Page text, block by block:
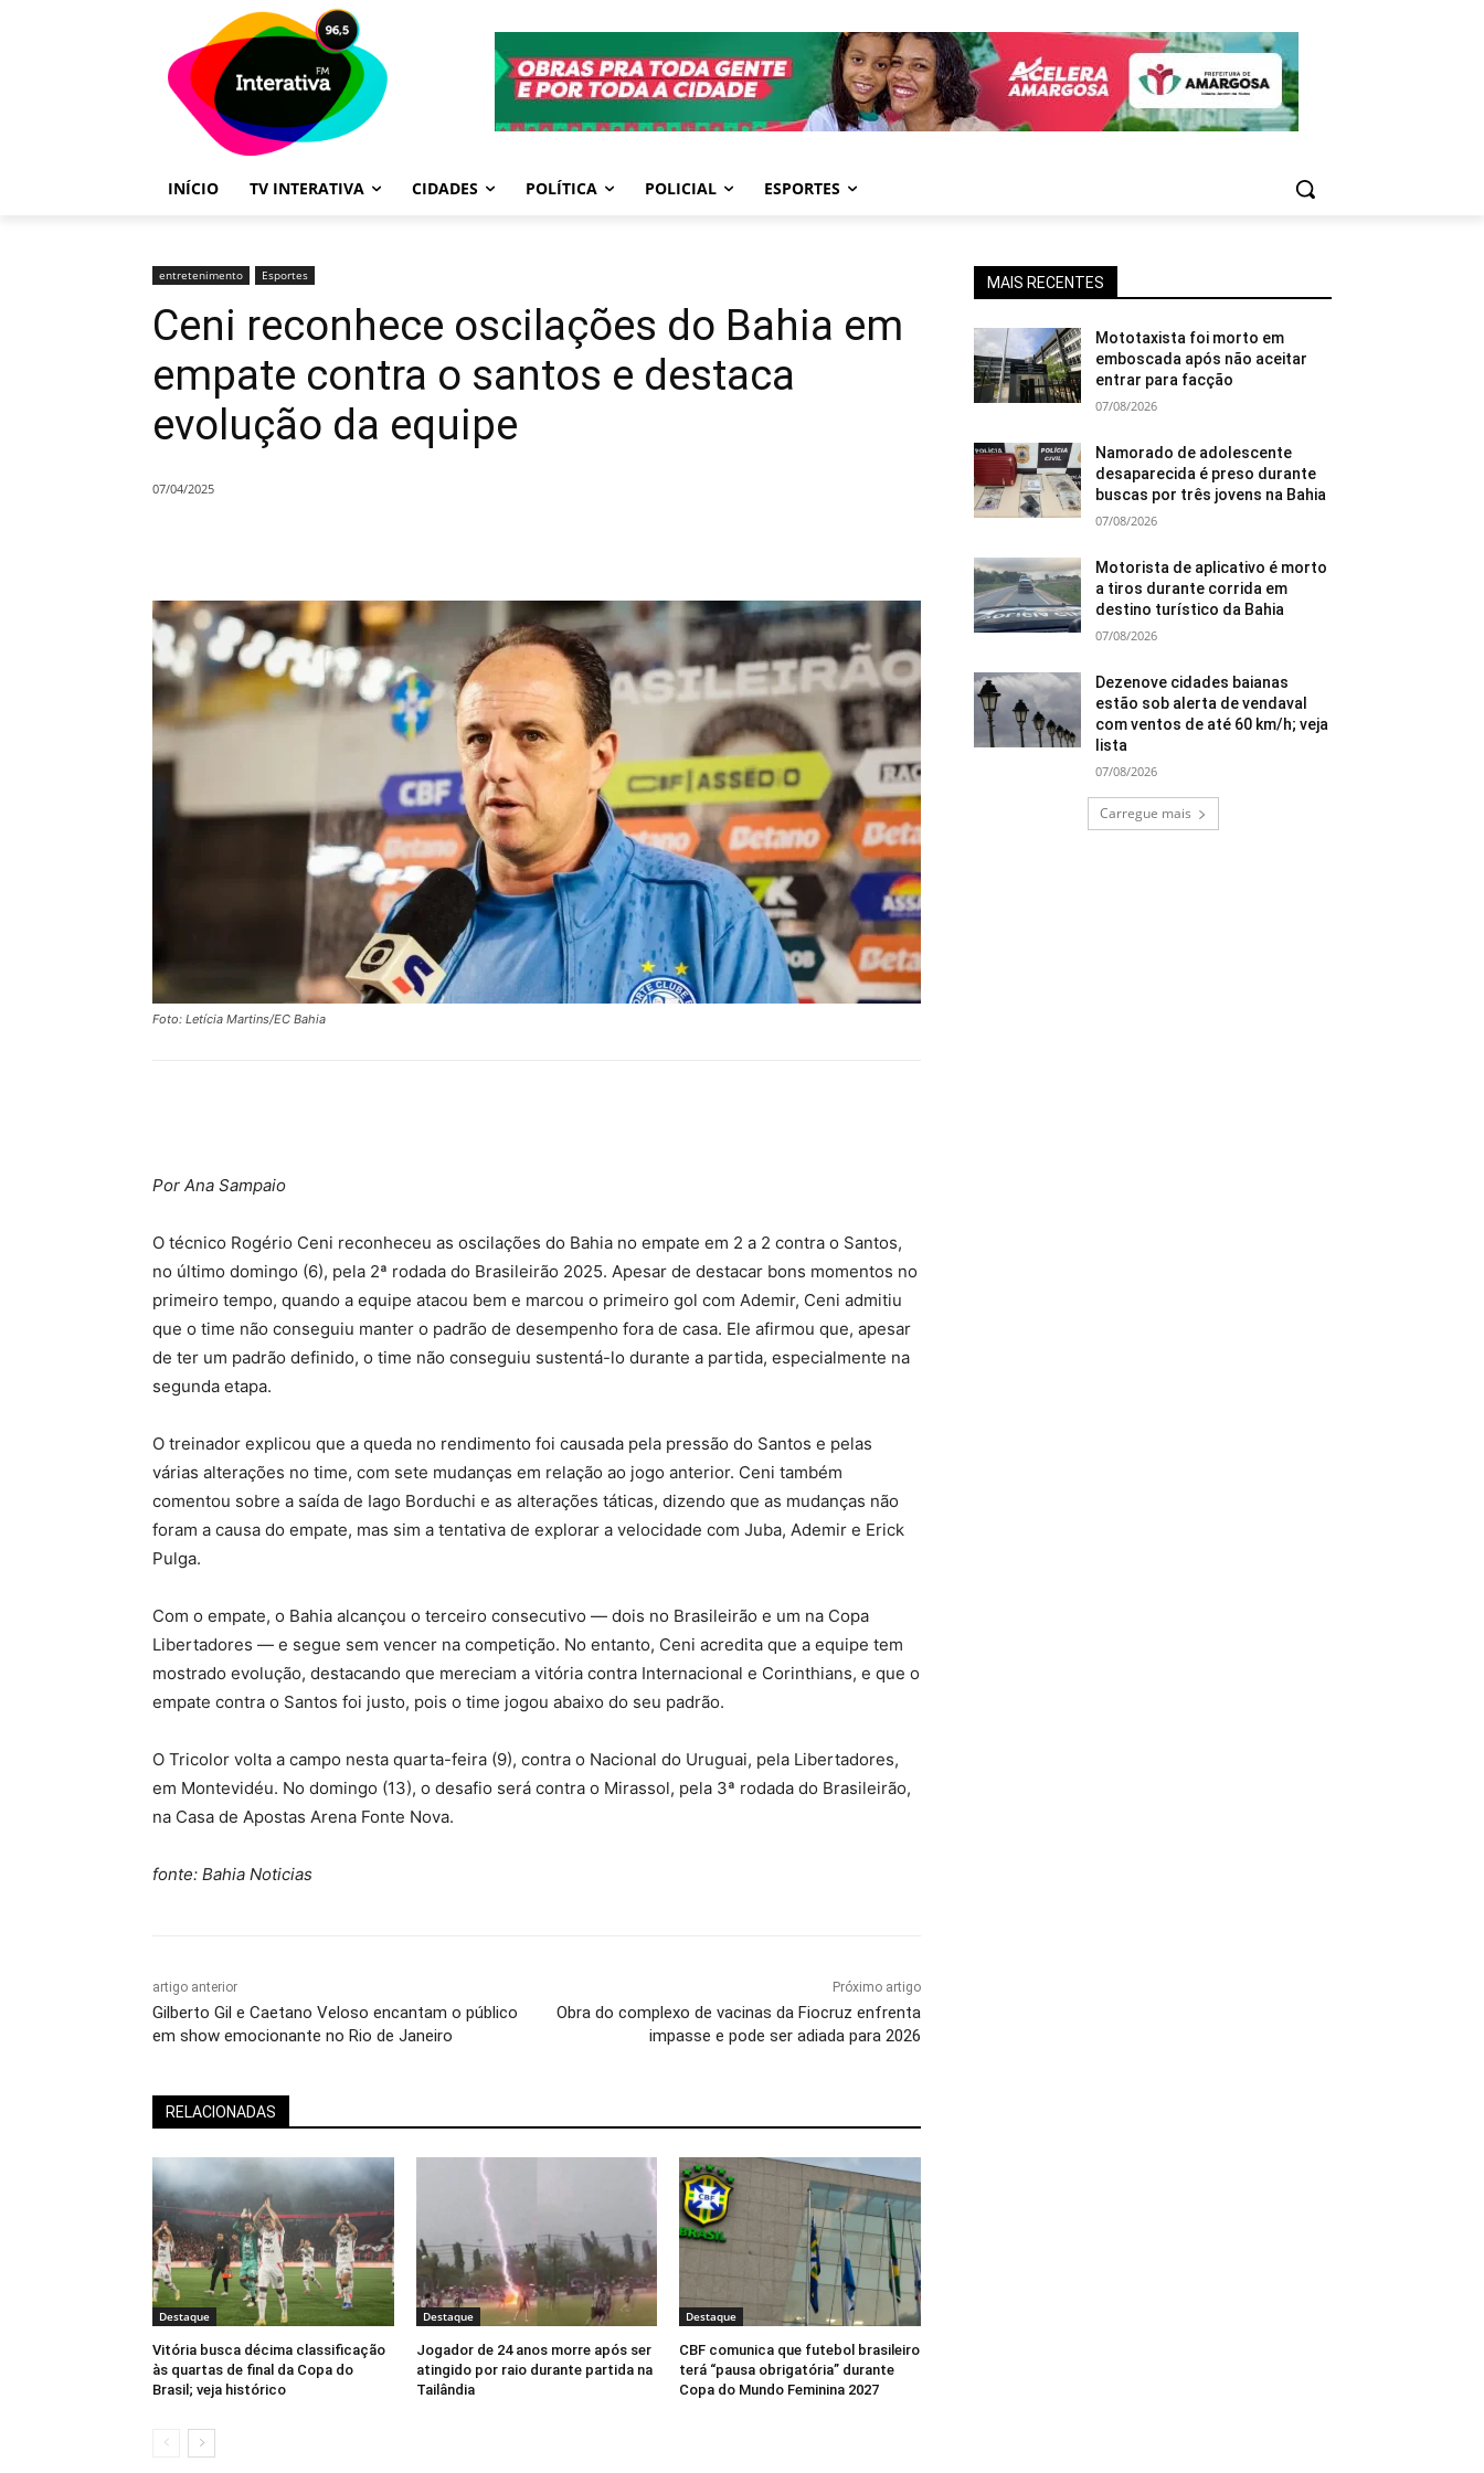
INÍCIO TV INTERATIVA CIDADES POLÍTICA POLICIAL ESPORTES
entretenimento Esportes
Ceni reconhece oscilações do Bahia em
empate contra o santos e destaca
evolução da equipe
07/04/2025
Foto: Letícia Martins/EC Bahia
Por Ana Sampaio
O técnico Rogério Ceni reconheceu as oscilações do Bahia no empate em 2 a 2 contra o Santos,
no último domingo (6), pela 2ª rodada do Brasileirão 2025. Apesar de destacar bons momentos no
primeiro tempo, quando a equipe atacou bem e marcou o primeiro gol com Ademir, Ceni admitiu
que o time não conseguiu manter o padrão de desempenho fora de casa. Ele afirmou que, apesar
de ter um padrão definido, o time não conseguiu sustentá-lo durante a partida, especialmente na
segunda etapa.
O treinador explicou que a queda no rendimento foi causada pela pressão do Santos e pelas
várias alterações no time, com sete mudanças em relação ao jogo anterior. Ceni também
comentou sobre a saída de Iago Borduchi e as alterações táticas, dizendo que as mudanças não
foram a causa do empate, mas sim a tentativa de explorar a velocidade com Juba, Ademir e Erick
Pulga.
Com o empate, o Bahia alcançou o terceiro consecutivo — dois no Brasileirão e um na Copa
Libertadores — e segue sem vencer na competição. No entanto, Ceni acredita que a equipe tem
mostrado evolução, destacando que mereciam a vitória contra Internacional e Corinthians, e que o
empate contra o Santos foi justo, pois o time jogou abaixo do seu padrão.
O Tricolor volta a campo nesta quarta-feira (9), contra o Nacional do Uruguai, pela Libertadores,
em Montevidéu. No domingo (13), o desafio será contra o Mirassol, pela 3ª rodada do Brasileirão,
na Casa de Apostas Arena Fonte Nova.
fonte: Bahia Noticias
artigo anterior
Gilberto Gil e Caetano Veloso encantam o público
em show emocionante no Rio de Janeiro
Próximo artigo
Obra do complexo de vacinas da Fiocruz enfrenta
impasse e pode ser adiada para 2026
RELACIONADAS
Destaque
Vitória busca décima classificação
às quartas de final da Copa do
Brasil; veja histórico
Destaque
Jogador de 24 anos morre após ser
atingido por raio durante partida na
Tailândia
Destaque
CBF comunica que futebol brasileiro
terá “pausa obrigatória” durante
Copa do Mundo Feminina 2027
MAIS RECENTES
Mototaxista foi morto em
emboscada após não aceitar
entrar para facção
07/08/2026
Namorado de adolescente
desaparecida é preso durante
buscas por três jovens na Bahia
07/08/2026
Motorista de aplicativo é morto
a tiros durante corrida em
destino turístico da Bahia
07/08/2026
Dezenove cidades baianas
estão sob alerta de vendaval
com ventos de até 60 km/h; veja
lista
07/08/2026
Carregue mais